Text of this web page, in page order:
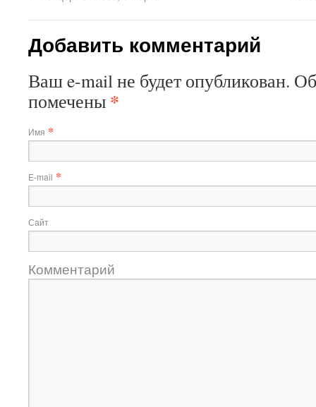
Добавить комментарий
Ваш e-mail не будет опубликован.
помечены *
Имя *
E-mail *
Сайт
Комментарий